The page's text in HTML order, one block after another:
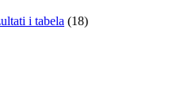
i tabela (18)